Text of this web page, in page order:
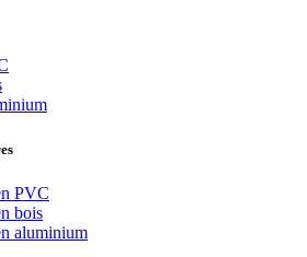
PVC
bois
aluminium